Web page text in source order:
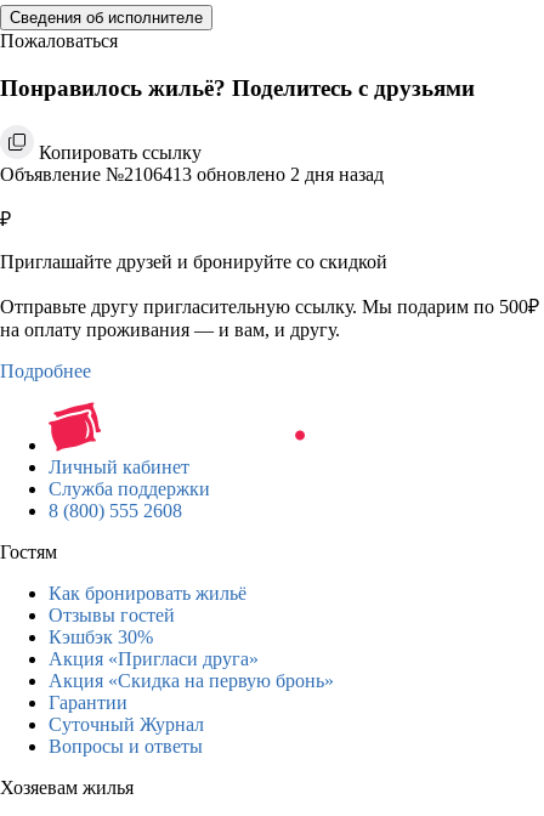
Сведения об исполнителе
Пожаловаться
Понравилось жильё? Поделитесь с друзьями
Копировать ссылку
Объявление №2106413 обновлено 2 дня назад
₽
Приглашайте друзей и бронируйте со скидкой
Отправьте другу пригласительную ссылку. Мы подарим по 500₽
на оплату проживания — и вам, и другу.
Подробнее
Личный кабинет
Служба поддержки
8 (800) 555 2608
Гостям
Как бронировать жильё
Отзывы гостей
Кэшбэк 30%
Акция «Пригласи друга»
Акция «Скидка на первую бронь»
Гарантии
Суточный Журнал
Вопросы и ответы
Хозяевам жилья